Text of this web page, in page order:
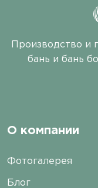
Производство и
бань и бань
О компании
Фотогалерея
Блог